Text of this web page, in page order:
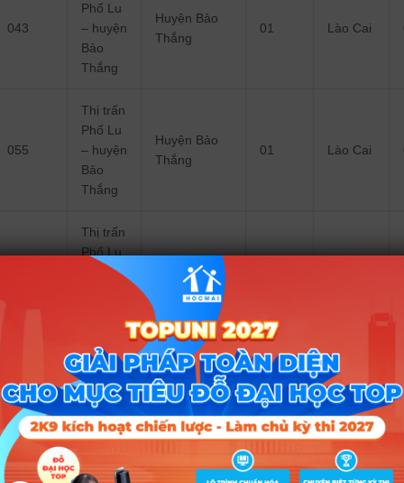
043
Phố Lu
– huyện
Bảo
Thắng
Huyện Bảo
Thắng
01 Lào Cai
055
Thị trấn
Phố Lu
– huyện
Bảo
Thắng
Huyện Bảo
Thắng
01 Lào Cai
Thị trấn
Phố Lu
– huyện
Huyện Bảo
Thắng
004
Thị trấn
Phố
Ràng –
huyện
Bảo
Huyện Bảo
Yên
02 Lào Cai